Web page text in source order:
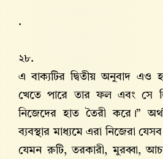
.
২৮.
এ বাক্যটির দ্বিতীয় অনুবাদ এও
খেতে পারে তার ফল এবং সে
নিজেদের হাত তৈরী করে।”
ব্যবস্থার মাধ্যমে এরা নিজেরা
যেমন রুটি, তরকারী, মুরব্বা,